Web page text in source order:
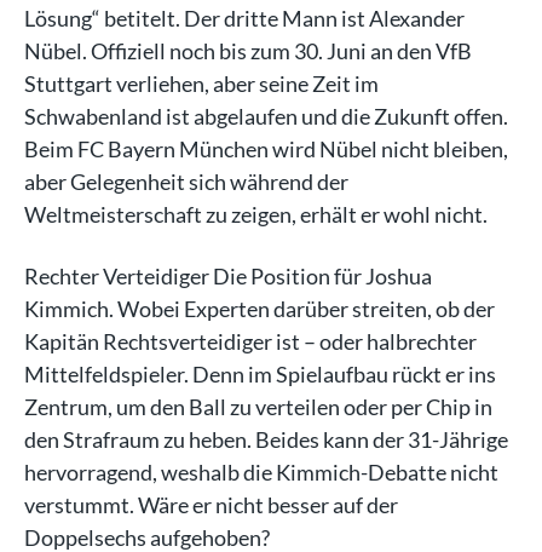
Lösung“ betitelt. Der dritte Mann ist Alexander
Nübel. Offiziell noch bis zum 30. Juni an den VfB
Stuttgart verliehen, aber seine Zeit im
Schwabenland ist abgelaufen und die Zukunft offen.
Beim FC Bayern München wird Nübel nicht bleiben,
aber Gelegenheit sich während der
Weltmeisterschaft zu zeigen, erhält er wohl nicht.
Rechter Verteidiger Die Position für Joshua
Kimmich. Wobei Experten darüber streiten, ob der
Kapitän Rechtsverteidiger ist – oder halbrechter
Mittelfeldspieler. Denn im Spielaufbau rückt er ins
Zentrum, um den Ball zu verteilen oder per Chip in
den Strafraum zu heben. Beides kann der 31-Jährige
hervorragend, weshalb die Kimmich-Debatte nicht
verstummt. Wäre er nicht besser auf der
Doppelsechs aufgehoben?